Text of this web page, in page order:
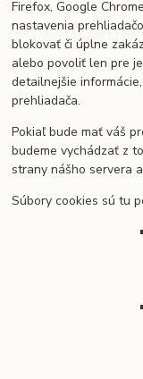
Firefox, Google
nastavenia
blokovať či úplne
alebo povoliť len pre
detailnejšie
prehliadača.
Pokiaľ bude mať váš
budeme vychádzať z
strany nášho servera
Súbory cookies sú tu